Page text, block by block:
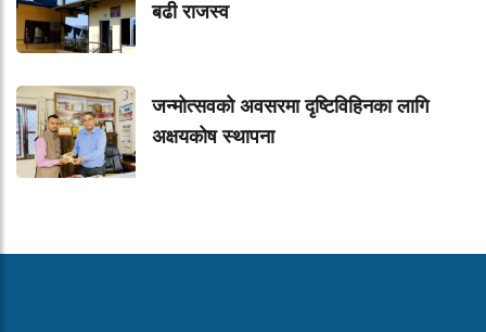
बढी राजस्व
जन्मोत्सवको अवसरमा दृष्टिविहिनका लागि
अक्षयकोष स्थापना